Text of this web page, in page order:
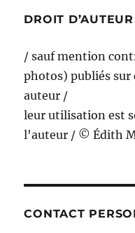
DROIT D’AUTEUR
/ sauf mention
photos) publiés
auteur /
leur utilisation est
l'auteur / © Édith
CONTACT